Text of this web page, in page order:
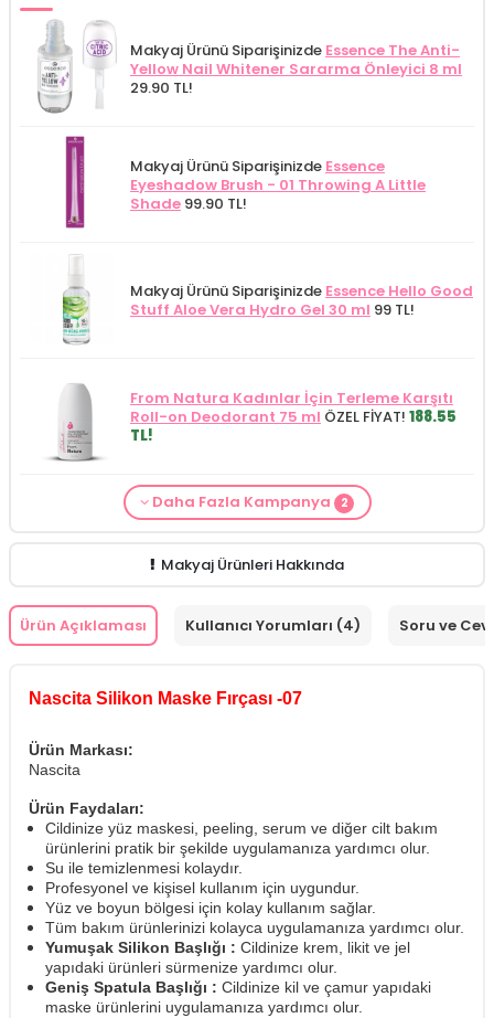
Makyaj Ürünü Siparişinizde Essence The Anti-
Yellow Nail Whitener Sararma Önleyici 8 ml
29.90 TL!
Makyaj Ürünü Siparişinizde Essence
Eyeshadow Brush - 01 Throwing A Little
Shade 99.90 TL!
Makyaj Ürünü Siparişinizde Essence Hello Good
Stuff Aloe Vera Hydro Gel 30 ml 99 TL!
From Natura Kadınlar İçin Terleme Karşıtı
Roll-on Deodorant 75 ml ÖZEL FİYAT! 188.55
TL!
Makyaj Kategorisine Özel Fiyatİdea Derma
Makyaj Ürünü Siparişinizdeİnnova Wash Gel
Daha Fazla Kampanya 2
Makyaj Ürünleri Hakkında
Ürün Açıklaması Kullanıcı Yorumları (4) Soru ve
Nascita Silikon Maske Fırçası -07
Ürün Markası:
Nascita
Ürün Faydaları:
Cildinize yüz maskesi, peeling, serum ve diğer cilt bakım
ürünlerini pratik bir şekilde uygulamanıza yardımcı olur.
Su ile temizlenmesi kolaydır.
Profesyonel ve kişisel kullanım için uygundur.
Yüz ve boyun bölgesi için kolay kullanım sağlar.
Tüm bakım ürünlerinizi kolayca uygulamanıza yardımcı olur.
Yumuşak Silikon Başlığı : Cildinize krem, likit ve jel
yapıdaki ürünleri sürmenize yardımcı olur.
Geniş Spatula Başlığı : Cildinize kil ve çamur yapıdaki
maske ürünlerini uygulamanıza yardımcı olur.